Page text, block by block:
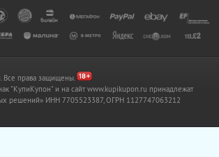
права защищены.
"КупиКупон" и на сайт www.kupikupon.ru принадлежат
решений» ИНН 7705523387, ОГРН 1127747063212